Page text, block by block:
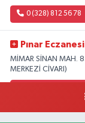
0 (328) 812 56 78
Pınar Eczanesi
MİMAR SİNAN MAH.
MERKEZİ CİVARI)